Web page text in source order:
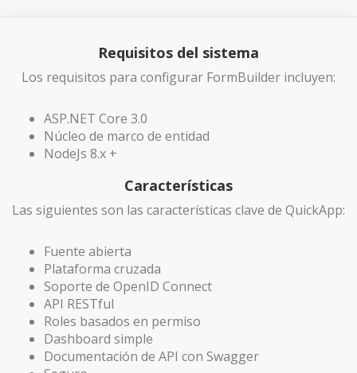
Requisitos del sistema
Los requisitos para configurar FormBuilder incluyen:
ASP.NET Core 3.0
Núcleo de marco de entidad
NodeJs 8.x +
Características
Las siguientes son las características clave de QuickApp:
Fuente abierta
Plataforma cruzada
Soporte de OpenID Connect
API RESTful
Roles basados ​​en permiso
Dashboard simple
Documentación de API con Swagger